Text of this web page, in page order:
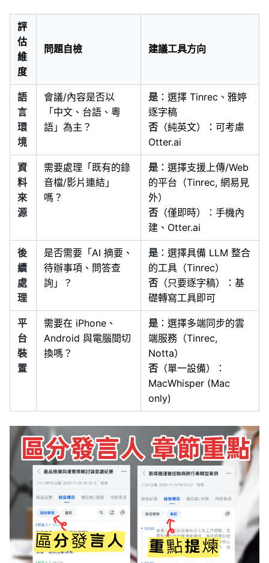
評
估
維
度
問題自檢 建議工具方向
語
言
環
境
會議/內容是否以
「中文、台語、粵
語」為主？
是 ：選擇 Tinrec、雅婷
逐字稿
否 （純英文）：可考慮
Otter.ai
資
料
來
源
需要處理「既有的錄
音檔/影片連結」
嗎？
是 ：選擇支援上傳/Web
的平台（Tinrec, 網易見
外）
否 （僅即時）：手機內
建、Otter.ai
後
續
處
理
是否需要「AI 摘要、
待辦事項、問答查
詢」？
是 ：選擇具備 LLM 整合
的工具（Tinrec）
否 （只要逐字稿）：基
礎轉寫工具即可
平
台
裝
置
需要在 iPhone、
Android 與電腦間切
換嗎？
是 ：選擇多端同步的雲
端服務（Tinrec,
Notta）
否 （單一設備）：
MacWhisper (Mac
only)